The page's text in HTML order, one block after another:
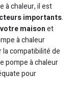
à chaleur, il est
importants.
maisonet
à chaleur
compatibilité de
pompe à chaleur
pour